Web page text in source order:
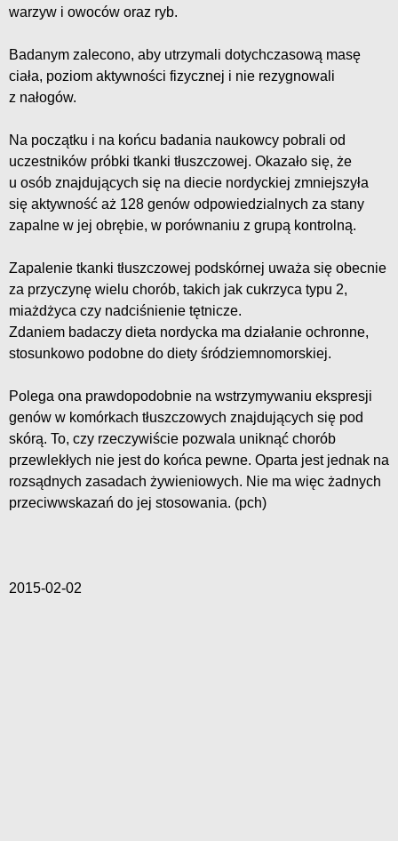
warzyw i owoców oraz ryb.
Badanym zalecono, aby utrzymali dotychczasową masę
ciała, poziom aktywności fizycznej i nie rezygnowali
z nałogów.
Na początku i na końcu badania naukowcy pobrali od
uczestników próbki tkanki tłuszczowej. Okazało się, że
u osób znajdujących się na diecie nordyckiej zmniejszyła
się aktywność aż 128 genów odpowiedzialnych za stany
zapalne w jej obrębie, w porównaniu z grupą kontrolną.
Zapalenie tkanki tłuszczowej podskórnej uważa się obecnie
za przyczynę wielu chorób, takich jak cukrzyca typu 2,
miażdżyca czy nadciśnienie tętnicze.
Zdaniem badaczy dieta nordycka ma działanie ochronne,
stosunkowo podobne do diety śródziemnomorskiej.
Polega ona prawdopodobnie na wstrzymywaniu ekspresji
genów w komórkach tłuszczowych znajdujących się pod
skórą. To, czy rzeczywiście pozwala uniknąć chorób
przewlekłych nie jest do końca pewne. Oparta jest jednak na
rozsądnych zasadach żywieniowych. Nie ma więc żadnych
przeciwwskazań do jej stosowania. (pch)
2015-02-02